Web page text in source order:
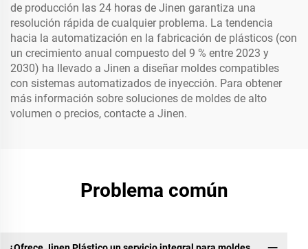
de producción las 24 horas de Jinen garantiza una
resolución rápida de cualquier problema. La tendencia
hacia la automatización en la fabricación de plásticos (con
un crecimiento anual compuesto del 9 % entre 2023 y
2030) ha llevado a Jinen a diseñar moldes compatibles
con sistemas automatizados de inyección. Para obtener
más información sobre soluciones de moldes de alto
volumen o precios, contacte a Jinen.
Problema común